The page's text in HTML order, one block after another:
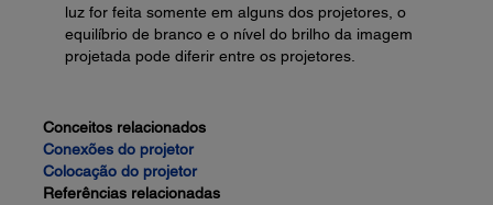
luz for feita somente em alguns dos projetores, o
equilíbrio de branco e o nível do brilho da imagem
projetada pode diferir entre os projetores.
Conceitos relacionados
Conexões do projetor
Colocação do projetor
Referências relacionadas